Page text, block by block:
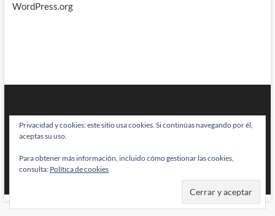
WordPress.org
BRAINSTOMPING| Diseñado por:Theme Freesia|WordPress| © Todos
los derechos reservados
Privacidad y cookies: este sitio usa cookies. Si continúas navegando por él,
aceptas su uso.
Para obtener más información, incluido cómo gestionar las cookies,
consulta: Política de cookies